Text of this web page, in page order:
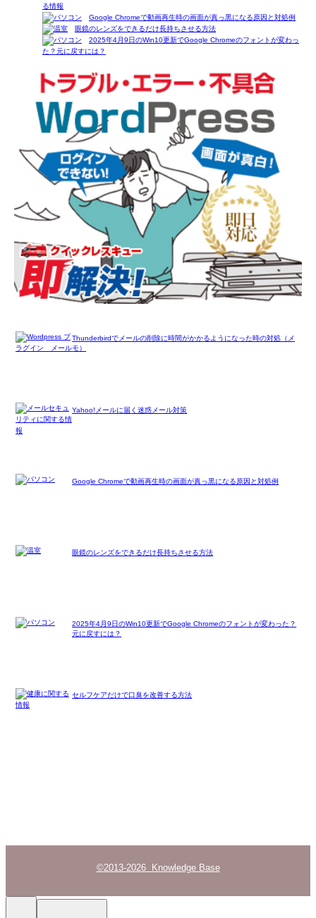
Google Chromeで動画再生時の画面が真っ黒になる原因と対処例
眼鏡のレンズをできるだけ長持ちさせる方法
2025年4月9日のWin10更新でGoogle Chromeのフォントが変わっ
た？元に戻すには？
Thunderbirdでメールの削除に時間がかかるようになった時の対処（メ
モ）
Yahoo!メールに届く迷惑メール対策
Google Chromeで動画再生時の画面が真っ黒になる原因と対処例
眼鏡のレンズをできるだけ長持ちさせる方法
2025年4月9日のWin10更新でGoogle Chromeのフォントが変わった？
元に戻すには？
セルフケアだけで口臭を改善する方法
©2013-2026 Knowledge Base